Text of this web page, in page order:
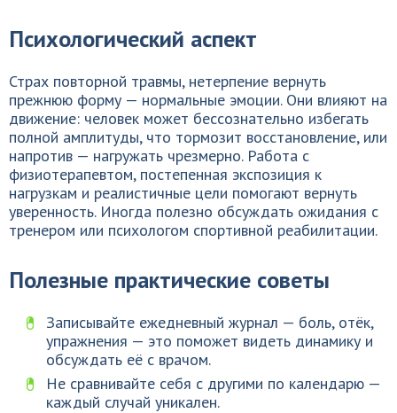
Психологический аспект
Страх повторной травмы, нетерпение вернуть
прежнюю форму — нормальные эмоции. Они влияют на
движение: человек может бессознательно избегать
полной амплитуды, что тормозит восстановление, или
напротив — нагружать чрезмерно. Работа с
физиотерапевтом, постепенная экспозиция к
нагрузкам и реалистичные цели помогают вернуть
уверенность. Иногда полезно обсуждать ожидания с
тренером или психологом спортивной реабилитации.
Полезные практические советы
Записывайте ежедневный журнал — боль, отёк,
упражнения — это поможет видеть динамику и
обсуждать её с врачом.
Не сравнивайте себя с другими по календарю —
каждый случай уникален.